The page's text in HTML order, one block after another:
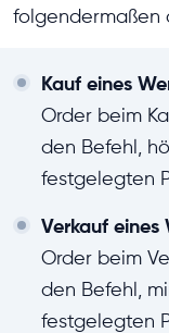
folgendermaßen
Kauf eines
Order beim
den Befehl,
festgelegten
Verkauf eines
Order beim
den Befehl,
festgelegten